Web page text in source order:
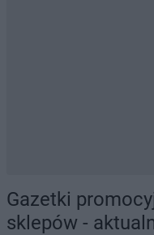
Gazetki
sklepów -